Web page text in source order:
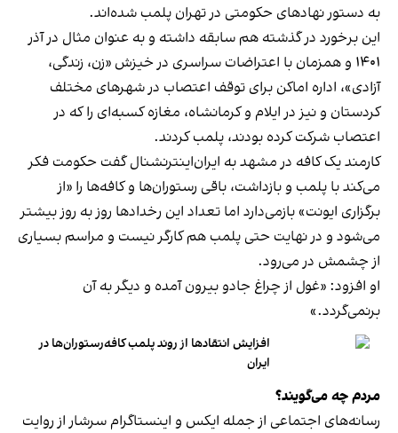
به دستور نهادهای حکومتی در تهران پلمب شده‌اند.
این برخورد در گذشته هم سابقه داشته و به عنوان مثال در آذر
۱۴۰۱ و همزمان با اعتراضات سراسری در خیزش «زن، زندگی،
آزادی»، اداره اماکن برای توقف اعتصاب در شهرهای مختلف
کردستان و نیز در ایلام و کرمانشاه، مغازه کسبه‌ای را که در
اعتصاب شرکت کرده بودند، پلمب کردند.
کارمند یک کافه در مشهد به ایران‌اینترنشنال گفت حکومت فکر
می‌کند با پلمب و بازداشت، باقی رستوران‌ها و کافه‌ها را «از
برگزاری ایونت» بازمی‌دارد اما تعداد این رخدادها روز به روز بیشتر
می‌شود و در نهایت حتی پلمب هم کارگر نیست و مراسم بسیاری
از چشمش در می‌رود.
او افزود: «غول از چراغ جادو بیرون آمده و دیگر به آن
برنمی‎‌گردد.»
افزایش انتقادها از روند پلمب کافه‌رستوران‌ها در
ایران
مردم چه می‌گویند؟
رسانه‎‌های اجتماعی از جمله ایکس و اینستاگرام سرشار از روایت